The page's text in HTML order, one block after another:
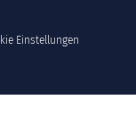
Einstellungen